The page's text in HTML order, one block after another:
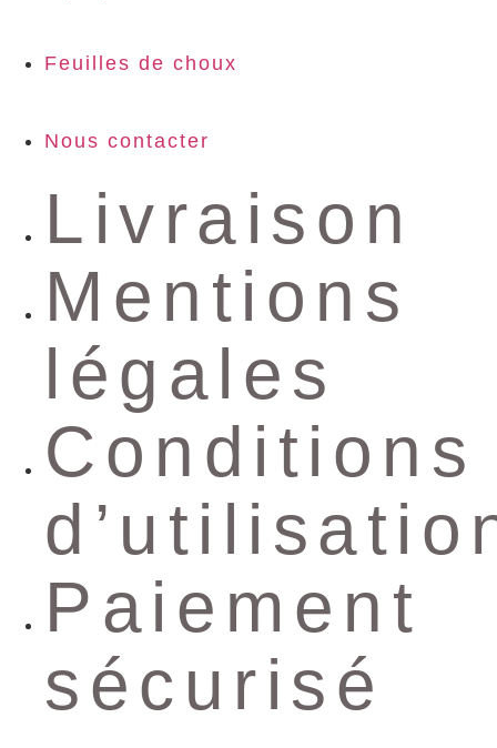
Feuilles de choux
Nous contacter
Livraison
Mentions
légales
Conditions
Paiement
sécurisé